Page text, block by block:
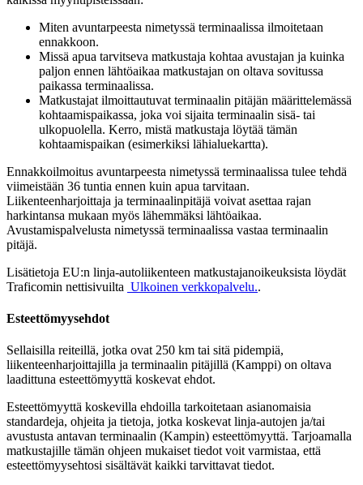
Miten avuntarpeesta nimetyssä terminaalissa ilmoitetaan
ennakkoon.
Missä apua tarvitseva matkustaja kohtaa avustajan ja kuinka
paljon ennen lähtöaikaa matkustajan on oltava sovitussa
paikassa terminaalissa.
Matkustajat ilmoittautuvat terminaalin pitäjän määrittelemässä
kohtaamispaikassa, joka voi sijaita terminaalin sisä- tai
ulkopuolella. Kerro, mistä matkustaja löytää tämän
kohtaamispaikan (esimerkiksi lähialuekartta).
Ennakkoilmoitus avuntarpeesta nimetyssä terminaalissa tulee tehdä
viimeistään 36 tuntia ennen kuin apua tarvitaan.
Liikenteenharjoittaja ja terminaalinpitäjä voivat asettaa rajan
harkintansa mukaan myös lähemmäksi lähtöaikaa.
Avustamispalvelusta nimetyssä terminaalissa vastaa terminaalin
pitäjä.
Lisätietoja EU:n linja-autoliikenteen matkustajanoikeuksista löydät
Traficomin nettisivuilta Ulkoinen verkkopalvelu..
Esteettömyysehdot
Sellaisilla reiteillä, jotka ovat 250 km tai sitä pidempiä,
liikenteenharjoittajilla ja terminaalin pitäjillä (Kamppi) on oltava
laadittuna esteettömyyttä koskevat ehdot.
Esteettömyyttä koskevilla ehdoilla tarkoitetaan asianomaisia
standardeja, ohjeita ja tietoja, jotka koskevat linja-autojen ja/tai
avustusta antavan terminaalin (Kampin) esteettömyyttä. Tarjoamalla
matkustajille tämän ohjeen mukaiset tiedot voit varmistaa, että
esteettömyysehtosi sisältävät kaikki tarvittavat tiedot.